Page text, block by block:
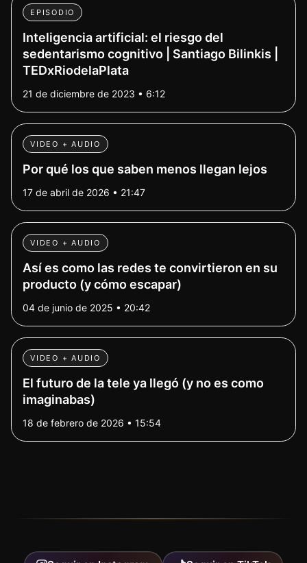
EPISODIO
Inteligencia artificial: el riesgo del
sedentarismo cognitivo | Santiago Bilinkis |
TEDxRiodelaPlata
21 de diciembre de 2023 • 6:12
VIDEO + AUDIO
Por qué los que saben menos llegan lejos
17 de abril de 2026 • 21:47
VIDEO + AUDIO
Así es como las redes te convirtieron en su
producto (y cómo escapar)
04 de junio de 2025 • 20:42
VIDEO + AUDIO
El futuro de la tele ya llegó (y no es como
imaginabas)
18 de febrero de 2026 • 15:54